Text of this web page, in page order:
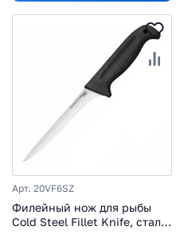
Арт. 20VF6SZ
Филейный нож для рыбы
Cold Steel Fillet Knife, сталь